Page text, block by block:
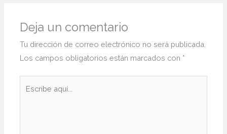
Deja un comentario
Tu dirección de correo electrónico no será publicada.
Los campos obligatorios están marcados con *